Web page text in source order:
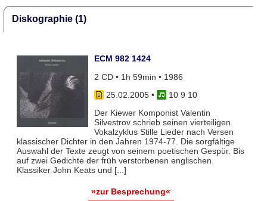
Diskographie (1)
ECM 982 1424
2 CD • 1h 59min • 1986
25.02.2005•
10 9 10
Der Kiewer Komponist Valentin
Silvestrov schrieb seinen vierteiligen
Vokalzyklus Stille Lieder nach Versen
klassischer Dichter in den Jahren 1974-77. Die sorgfältige
Auswahl der Texte zeugt von seinem poetischen Gespür. Bis
auf zwei Gedichte der früh verstorbenen englischen
Klassiker John Keats und [...]
»zur Besprechung«